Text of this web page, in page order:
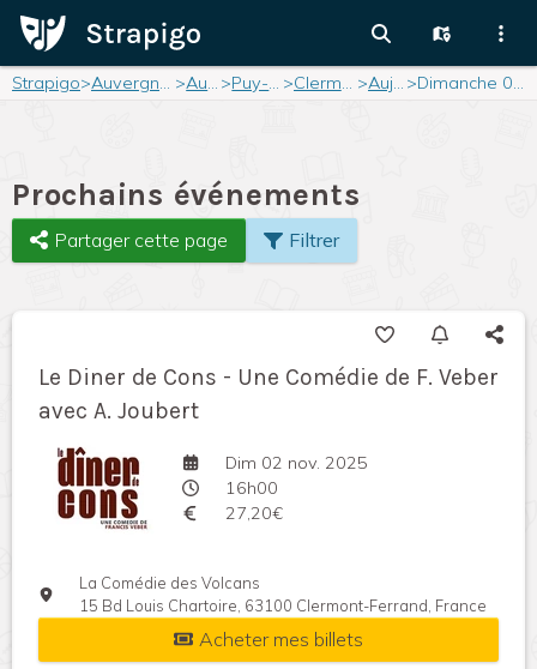
Strapigo> Auvergne-Rhône-Alpes > Auvergne > Puy-de-Dôme > Clermont-Ferrand > Aujourd'hui > Dimanche 02 novembre 2025
Prochains événements
Partager cette page Filtrer
Le Diner de Cons - Une Comédie de F. Veber
avec A. Joubert
Dim 02 nov. 2025
16h00
27,20€
La Comédie des Volcans
15 Bd Louis Chartoire, 63100 Clermont-Ferrand, France
Acheter mes billets